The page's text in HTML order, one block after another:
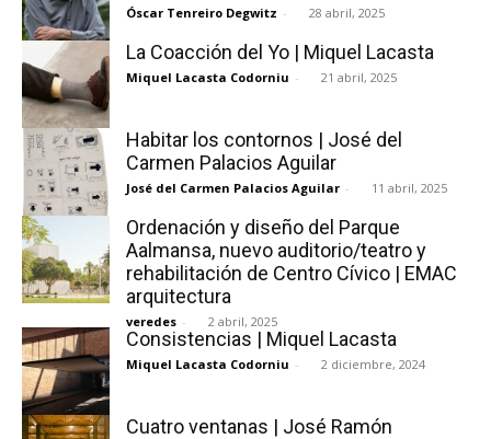
Óscar Tenreiro Degwitz - 28 abril, 2025
La Coacción del Yo | Miquel Lacasta
Miquel Lacasta Codorniu - 21 abril, 2025
Habitar los contornos | José del
Carmen Palacios Aguilar
José del Carmen Palacios Aguilar - 11 abril, 2025
Ordenación y diseño del Parque
Aalmansa, nuevo auditorio/teatro y
rehabilitación de Centro Cívico | EMAC
arquitectura
veredes - 2 abril, 2025
Consistencias | Miquel Lacasta
Miquel Lacasta Codorniu - 2 diciembre, 2024
Cuatro ventanas | José Ramón